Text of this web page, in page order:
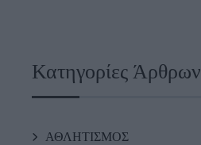
Κατηγορίες Άρθρων
ΑΘΛΗΤΙΣΜΟΣ